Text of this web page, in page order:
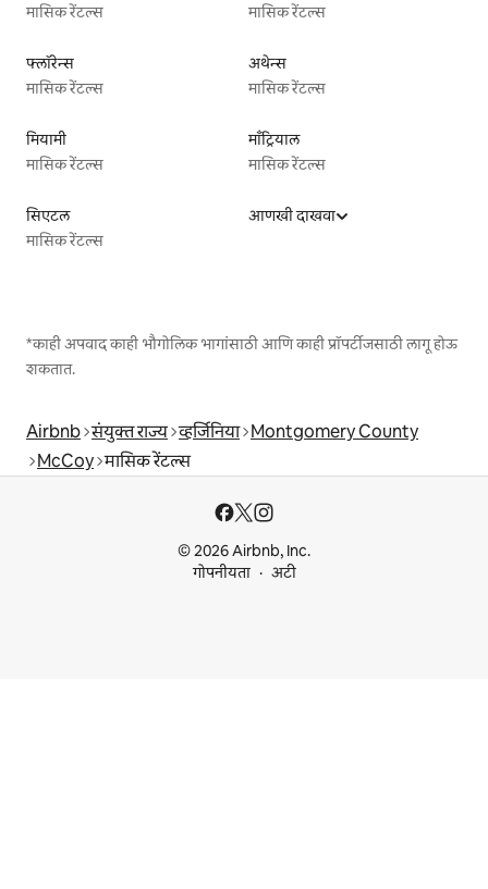
मासिक रेंटल्स
मासिक रेंटल्स
फ्लॉरेन्स
मासिक रेंटल्स
अथेन्स
मासिक रेंटल्स
मियामी
मासिक रेंटल्स
माँट्रियाल
मासिक रेंटल्स
सिएटल
मासिक रेंटल्स
आणखी दाखवा
*काही अपवाद काही भौगोलिक भागांसाठी आणि काही प्रॉपर्टीजसाठी लागू होऊ
शकतात.
Airbnb संयुक्त राज्य व्हर्जिनिया Montgomery County
McCoy मासिक रेंटल्स
© 2026 Airbnb, Inc.
गोपनीयता
अटी